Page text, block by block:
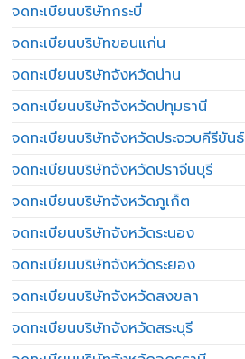
จดทะเบียนบริษัทกระบี่
จดทะเบียนบริษัทขอนแก่น
จดทะเบียนบริษัทจังหวัดน่าน
จดทะเบียนบริษัทจังหวัดปทุมธานี
จดทะเบียนบริษัทจังหวัดประจวบคีรีขันธ์
จดทะเบียนบริษัทจังหวัดปราจีนบุรี
จดทะเบียนบริษัทจังหวัดภูเก็ต
จดทะเบียนบริษัทจังหวัดระนอง
จดทะเบียนบริษัทจังหวัดระยอง
จดทะเบียนบริษัทจังหวัดสงขลา
จดทะเบียนบริษัทจังหวัดสระบุรี